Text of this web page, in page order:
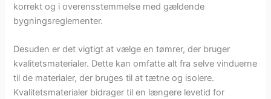
korrekt og i overensstemmelse med gældende
bygningsreglementer.
Desuden er det vigtigt at vælge en tømrer, der bruger
kvalitetsmaterialer. Dette kan omfatte alt fra selve vinduerne
til de materialer, der bruges til at tætne og isolere.
Kvalitetsmaterialer bidrager til en længere levetid for